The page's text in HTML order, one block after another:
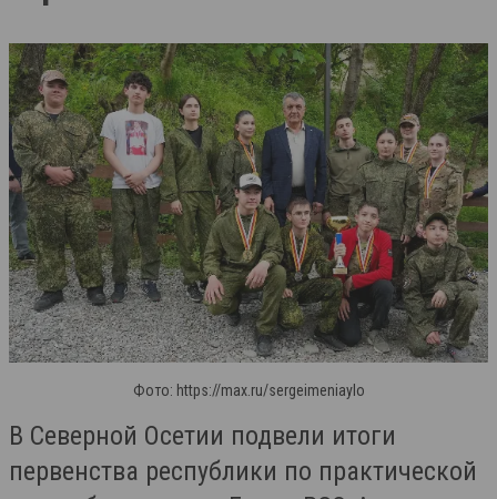
Фото: https://max.ru/sergeimeniaylo
В Северной Осетии подвели итоги
первенства республики по практической